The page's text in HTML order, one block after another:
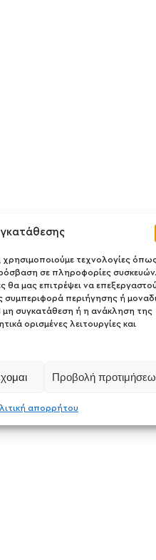
χρησιμοποιούμε τεχνολογίες
σε πληροφορίες
θα μας επιτρέψει να
περιήγησης ή
μη συγκατάθεση ή η ανάκληση της
ορισμένες λειτουργίες και
Προβολή
απορρήτου